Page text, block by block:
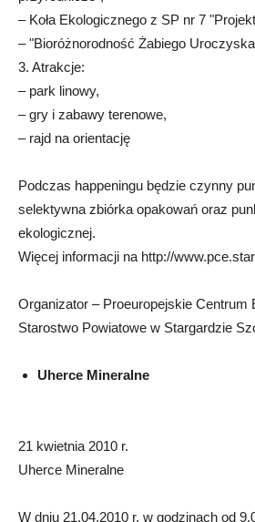
– Koła Ekologicznego z SP nr 7
– "Bioróżnorodność Żabiego
3. Atrakcje:
– park linowy,
– gry i zabawy terenowe,
– rajd na orientację
Podczas happeningu będzie czynny
selektywna zbiórka opakowań oraz
ekologicznej.
Więcej informacji na http://
Organizator – Proeuropejskie Centrum
Starostwo Powiatowe w Stargardzie
Uherce Mineralne
21 kwietnia 2010 r.
Uherce Mineralne
W dniu 21.04.2010 r. w godzinach od